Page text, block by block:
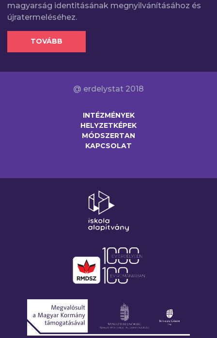
magyarság identitásának megnyilvánításához és
újratermeléséhez.
TOVÁBB
@ erdelystat 2018
INTÉZMÉNYEK
HELYZETKÉPEK
MÓDSZERTAN
KAPCSOLAT